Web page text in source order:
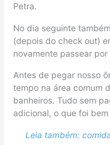
Petra.
No dia seguinte
(depois do check out)
novamente passear por
Antes de pegar nosso
tempo na área comum
banheiros. Tudo sem
adicional, o que foi
Leia também: